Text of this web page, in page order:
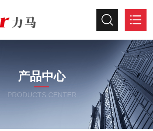
产品中心
PRODUCTS CENTER